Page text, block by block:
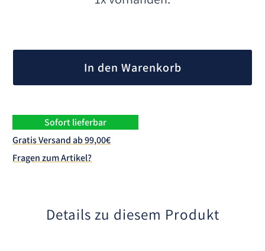
In den Warenkorb
Sofort lieferbar
Gratis Versand ab 99,00€
Fragen zum Artikel?
Details zu diesem Produkt